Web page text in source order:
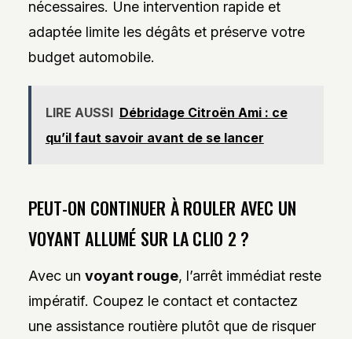
nécessaires. Une intervention rapide et
adaptée limite les dégâts et préserve votre
budget automobile.
LIRE AUSSI Débridage Citroën Ami : ce
qu’il faut savoir avant de se lancer
PEUT-ON CONTINUER À ROULER AVEC UN
VOYANT ALLUMÉ SUR LA CLIO 2 ?
Avec un voyant rouge, l’arrêt immédiat reste
impératif. Coupez le contact et contactez
une assistance routière plutôt que de risquer